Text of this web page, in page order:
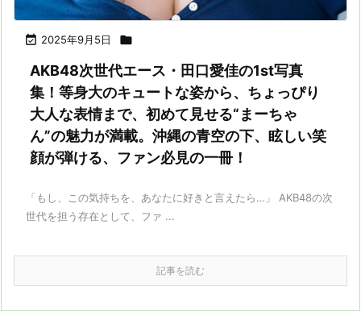
 2025年9月5日 
AKB48次世代エース・田口愛佳の1st写真
集！等身大のキュートな姿から、ちょっぴり
大人な表情まで、初めて見せる“まーちゃ
ん”の魅力が満載。沖縄の青空の下、眩しい笑
顔が弾ける、ファン必見の一冊！
「もし、この気持ちを、あなたに好きと言えたら…」 AKB48の次
世代を担う存在として、ファ ...
記事を読む